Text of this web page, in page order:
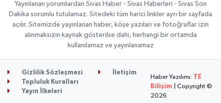
Yayınlanan yorumlardan Sivas Haber - Sivas Haberleri - Sivas Son
Dakika sorumlu tutulamaz. Sitedeki tüm harici linkler ayrı bir sayfada
açılır. Sitemizde yayınlanan haber, köşe yazıları ve fotoğraflar izin
alınmaksızın kaynak gösterilse dahi, herhangi bir ortamda
kullanılamaz ve yayınlanamaz
Gizlilik Sözleşmesi
İletişim
Topluluk Kuralları
Yayın İlkeleri
Haber Yazılımı: TE
Bilişim | Copyright ©
2026